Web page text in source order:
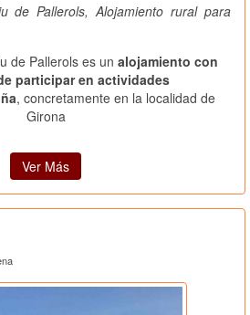
de Pallerols, Alojamiento rural para
de Pallerols es un alojamiento con
participar en actividades
, concretamente en la localidad de
Girona
Ver Más